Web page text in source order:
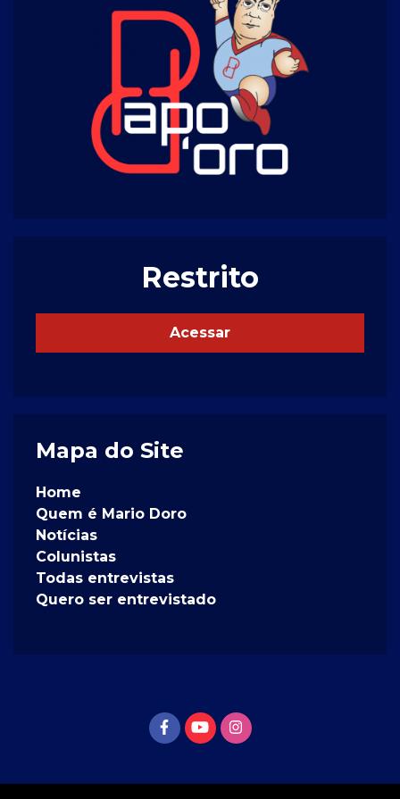
Restrito
Acessar
Mapa do Site
Home
Quem é Mario Doro
Notícias
Colunistas
Todas entrevistas
Quero ser entrevistado